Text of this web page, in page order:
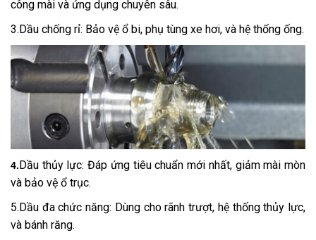
công mài và ứng dụng chuyên sâu.
3.Dầu chống rỉ: Bảo vệ ổ bi, phụ tùng xe hơi, và hệ thống ống.
4. Dầu thủy lực: Đáp ứng tiêu chuẩn mới nhất, giảm mài mòn
và bảo vệ ổ trục.
5.Dầu đa chức năng: Dùng cho rãnh trượt, hệ thống thủy lực,
và bánh răng.